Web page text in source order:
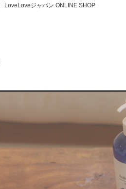
LoveLoveジャパン ONLINE SHOP